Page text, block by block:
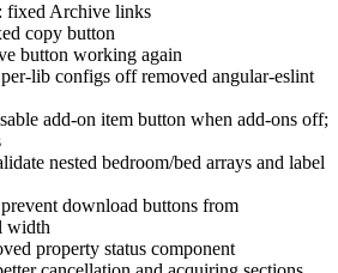
fixed Archive links
copy button
button working again
lib configs off removed angular-eslint
add-on item button when add-ons off;
nested bedroom/bed arrays and label
download buttons from
width
property status component